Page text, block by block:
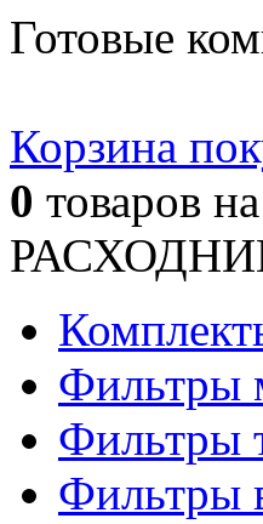
Готовые
Корзина
0 товаров
Фильтры
Фильтры
Фильтры